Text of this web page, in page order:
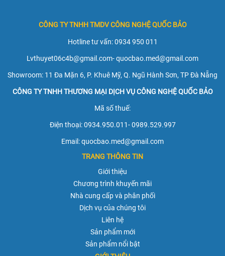
CÔNG TY TNHH TMDV CÔNG NGHỆ QUỐC BẢO
Hotline tư vấn: 0934 950 011
Lvthuyet06c4b@gmail.com-quocbao.med@gmail.com
Showroom: 11 Đa Mặn 6, P. Khuê Mỹ, Q. Ngũ Hành Sơn, TP Đà Nẵng
CÔNG TY TNHH THƯƠNG MẠI DỊCH VỤ CÔNG NGHỆ QUỐC BẢO
Mã số thuế:
Điện thoại: 0934.950.011- 0989.529.997
Email: quocbao.med@gmail.com
TRANG THÔNG TIN
Giới thiệu
Chương trình khuyến mãi
Nhà cung cấp và phân phối
Dịch vụ của chúng tôi
Liên hệ
Sản phẩm mới
Sản phẩm nổi bật